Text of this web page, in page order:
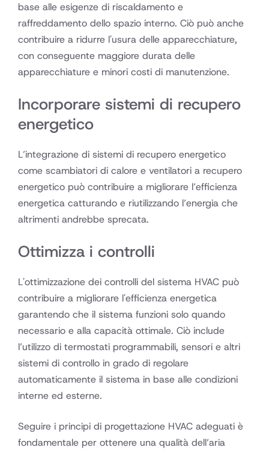
base alle esigenze di riscaldamento e
raffreddamento dello spazio interno. Ciò può anche
contribuire a ridurre l'usura delle apparecchiature,
con conseguente maggiore durata delle
apparecchiature e minori costi di manutenzione.
Incorporare sistemi di recupero
energetico
L’integrazione di sistemi di recupero energetico
come scambiatori di calore e ventilatori a recupero
energetico può contribuire a migliorare l’efficienza
energetica catturando e riutilizzando l’energia che
altrimenti andrebbe sprecata.
Ottimizza i controlli
L'ottimizzazione dei controlli del sistema HVAC può
contribuire a migliorare l'efficienza energetica
garantendo che il sistema funzioni solo quando
necessario e alla capacità ottimale. Ciò include
l’utilizzo di termostati programmabili, sensori e altri
sistemi di controllo in grado di regolare
automaticamente il sistema in base alle condizioni
interne ed esterne.
Seguire i principi di progettazione HVAC adeguati è
fondamentale per ottenere una qualità dell’aria